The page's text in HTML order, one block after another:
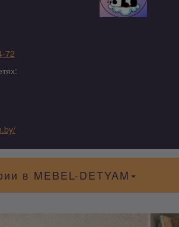
72
в MEBEL-DETYAM